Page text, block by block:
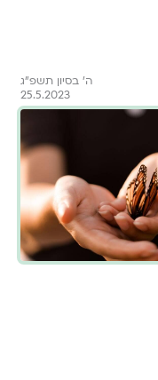
ה׳ בסיון תשפ״ג
25.5.2023